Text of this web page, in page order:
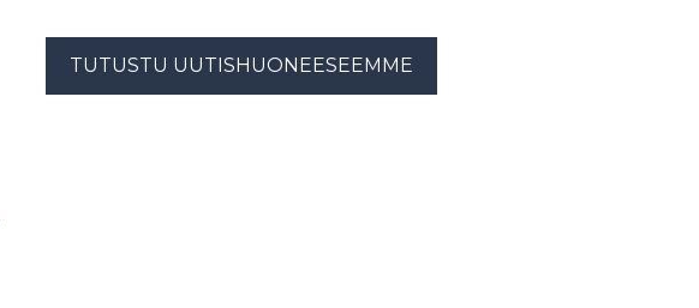
TUTUSTU UUTISHUONEESEEMME